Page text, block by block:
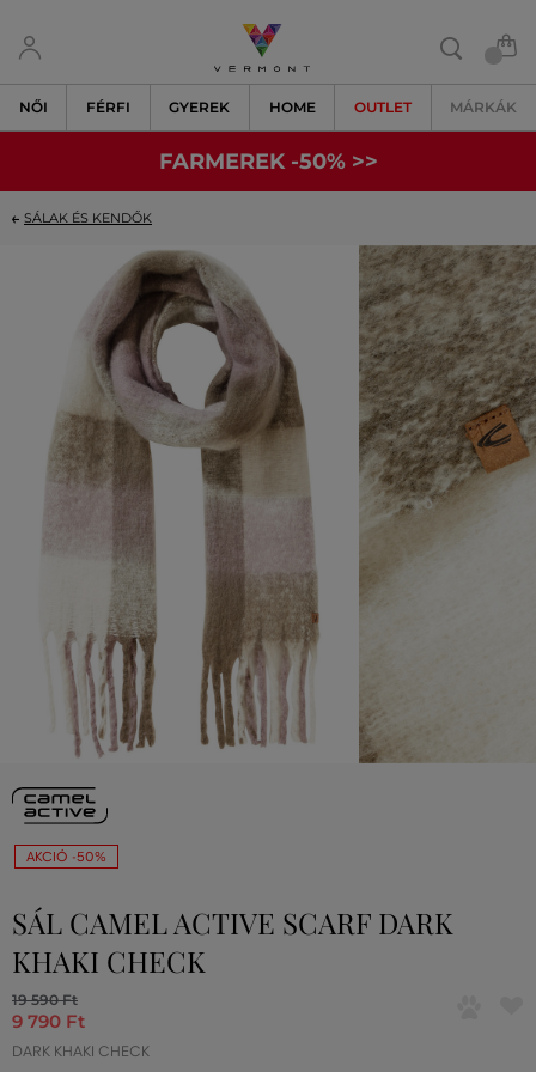
NŐI FÉRFI GYEREK HOME OUTLET MÁRKÁK
FARMEREK -50% >>
SÁLAK ÉS KENDŐK
AKCIÓ -50%
SÁL CAMEL ACTIVE SCARF DARK
KHAKI CHECK
19 590 Ft
9 790 Ft
DARK KHAKI CHECK